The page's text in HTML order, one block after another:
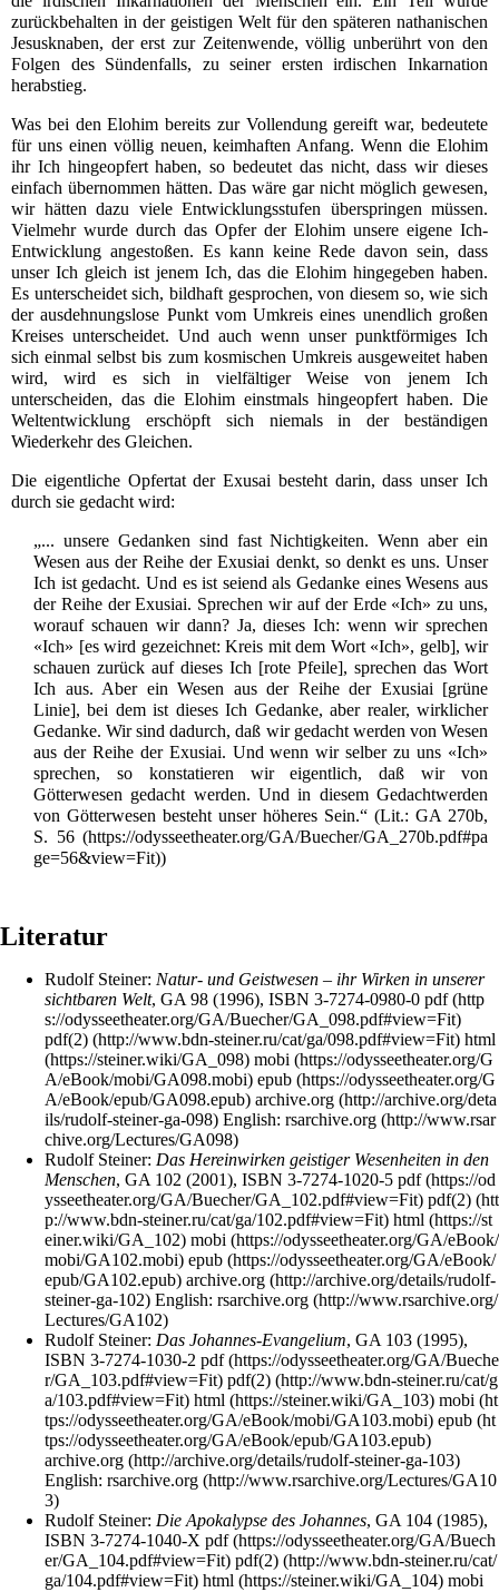
zurückbehalten in der geistigen Welt für den späteren nathanischen
Jesusknaben, der erst zur Zeitenwende, völlig unberührt von den
Folgen des Sündenfalls, zu seiner ersten irdischen Inkarnation
herabstieg.
Was bei den Elohim bereits zur Vollendung gereift war, bedeutete
für uns einen völlig neuen, keimhaften Anfang. Wenn die Elohim
ihr Ich hingeopfert haben, so bedeutet das nicht, dass wir dieses
einfach übernommen hätten. Das wäre gar nicht möglich gewesen,
wir hätten dazu viele Entwicklungsstufen überspringen müssen.
Vielmehr wurde durch das Opfer der Elohim unsere eigene Ich-
Entwicklung angestoßen. Es kann keine Rede davon sein, dass
unser Ich gleich ist jenem Ich, das die Elohim hingegeben haben.
Es unterscheidet sich, bildhaft gesprochen, von diesem so, wie sich
der ausdehnungslose Punkt vom Umkreis eines unendlich großen
Kreises unterscheidet. Und auch wenn unser punktförmiges Ich
sich einmal selbst bis zum kosmischen Umkreis ausgeweitet haben
wird, wird es sich in vielfältiger Weise von jenem Ich
unterscheiden, das die Elohim einstmals hingeopfert haben. Die
Weltentwicklung erschöpft sich niemals in der beständigen
Wiederkehr des Gleichen.
Die eigentliche Opfertat der Exusai besteht darin, dass unser Ich
durch sie gedacht wird:
„... unsere Gedanken sind fast Nichtigkeiten. Wenn aber ein
Wesen aus der Reihe der Exusiai denkt, so denkt es uns. Unser
Ich ist gedacht. Und es ist seiend als Gedanke eines Wesens aus
der Reihe der Exusiai. Sprechen wir auf der Erde «Ich» zu uns,
worauf schauen wir dann? Ja, dieses Ich: wenn wir sprechen
«Ich» [es wird gezeichnet: Kreis mit dem Wort «Ich», gelb], wir
schauen zurück auf dieses Ich [rote Pfeile], sprechen das Wort
Ich aus. Aber ein Wesen aus der Reihe der Exusiai [grüne
Linie], bei dem ist dieses Ich Gedanke, aber realer, wirklicher
Gedanke. Wir sind dadurch, daß wir gedacht werden von Wesen
aus der Reihe der Exusiai. Und wenn wir selber zu uns «Ich»
sprechen, so konstatieren wir eigentlich, daß wir von
Götterwesen gedacht werden. Und in diesem Gedachtwerden
von Götterwesen besteht unser höheres Sein.“ (Lit.: GA 270b,
S. 56
)
Literatur
Rudolf Steiner: Natur- und Geistwesen – ihr Wirken in unserer
sichtbaren Welt, GA 98 (1996), ISBN 3-7274-0980-0 pdf
pdf(2)
html
mobi
epub
archive.org
English: rsarchive.org
Rudolf Steiner: Das Hereinwirken geistiger Wesenheiten in den
Menschen, GA 102 (2001), ISBN 3-7274-1020-5 pdf
pdf(2)
html
mobi
epub
archive.org
English: rsarchive.org
Rudolf Steiner: Das Johannes-Evangelium, GA 103 (1995),
ISBN 3-7274-1030-2 pdf
pdf(2)
html
mobi
epub
archive.org
English: rsarchive.org
Rudolf Steiner: Die Apokalypse des Johannes, GA 104 (1985),
ISBN 3-7274-1040-X pdf
pdf(2)
html
mobi